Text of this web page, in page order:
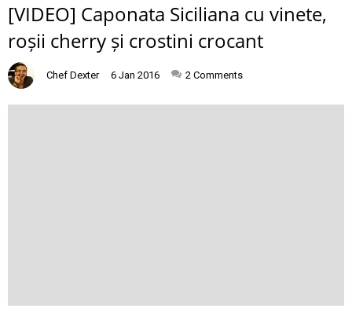
[VIDEO] Caponata Siciliana cu vinete,
roșii cherry și crostini crocant
Chef Dexter 6 Jan 2016 2 Comments